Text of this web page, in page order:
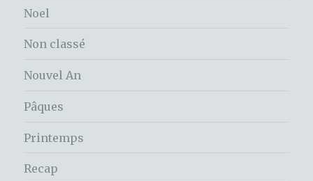
Noel
Non classé
Nouvel An
Pâques
Printemps
Recap